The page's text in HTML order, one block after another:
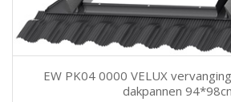
EW PK04 0000 VELUX
dakpannen